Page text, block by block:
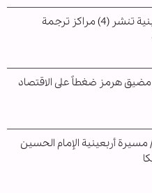
العتبة الحسينية تنشر (4) مراكز ترجمة
هرمز ضغطاً على الاقتصاد
أربعينية الإمام الحسين